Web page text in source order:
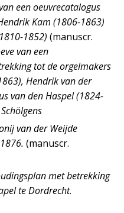
een oeuvrecatalogus
Kam (1806-1863)
1852) (manuscr.
van een
tot de orgelmakers
Hendrik van der
van den Haspel (1824-
van der Weijde
(manuscr.
met betrekking
te Dordrecht.